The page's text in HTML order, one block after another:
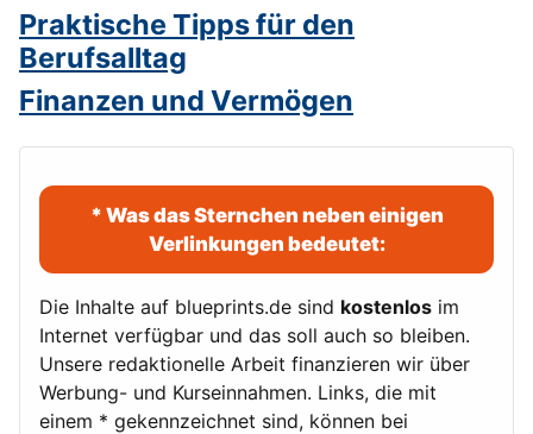
Praktische Tipps für den
Berufsalltag
Finanzen und Vermögen
* Was das Sternchen neben einigen
Verlinkungen bedeutet:
Die Inhalte auf blueprints.de sind kostenlos im
Internet verfügbar und das soll auch so bleiben.
Unsere redaktionelle Arbeit finanzieren wir über
Werbung- und Kurseinnahmen. Links, die mit
einem * gekennzeichnet sind, können bei